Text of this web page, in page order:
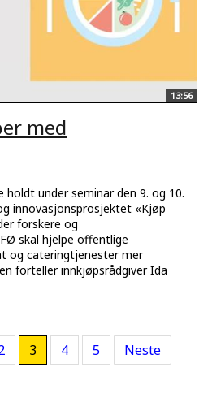
13:56
med
under seminar den 9. og 10.
innovasjonsprosjektet «Kjøp
forskere og
skal hjelpe offentlige
og cateringtjenester mer
forteller innkjøpsrådgiver Ida
3 4 5 Neste